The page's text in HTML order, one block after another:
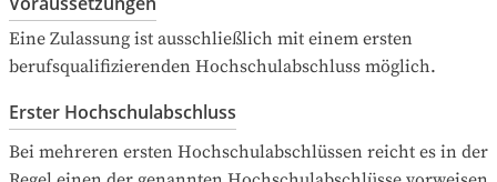
Eine Zulassung ist ausschließlich mit einem ersten
berufsqualifizierenden Hochschulabschluss möglich.
Erster Hochschulabschluss
Bei mehreren ersten Hochschulabschlüssen reicht es in der